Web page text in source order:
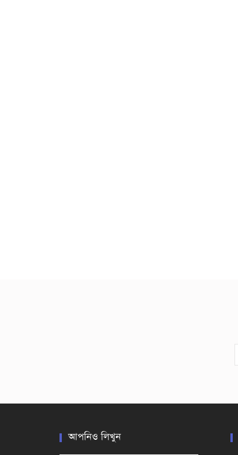
আপনিও লিখুন